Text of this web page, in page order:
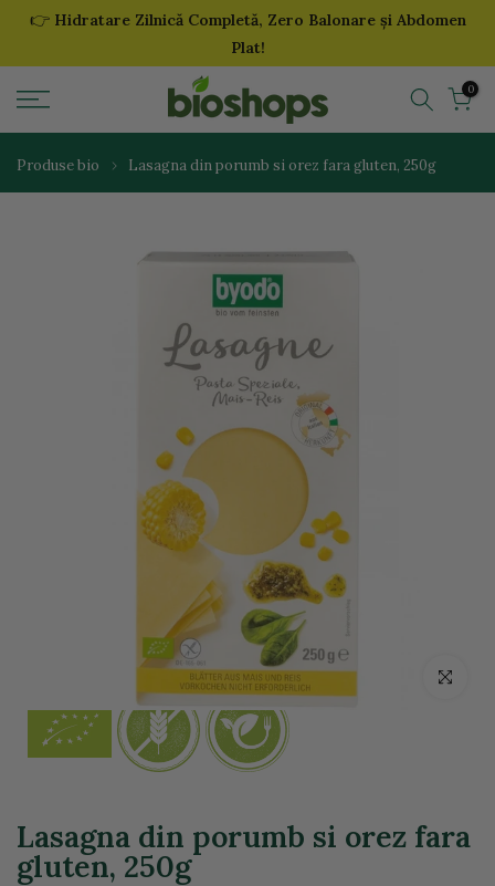
Sari
👉 Hidratare Zilnică Completă, Zero Balonare și Abdomen
Plat!
0
Produse bio Lasagna din porumb si orez fara gluten, 250g
Click
Lasagna din porumb si orez fara
gluten, 250g